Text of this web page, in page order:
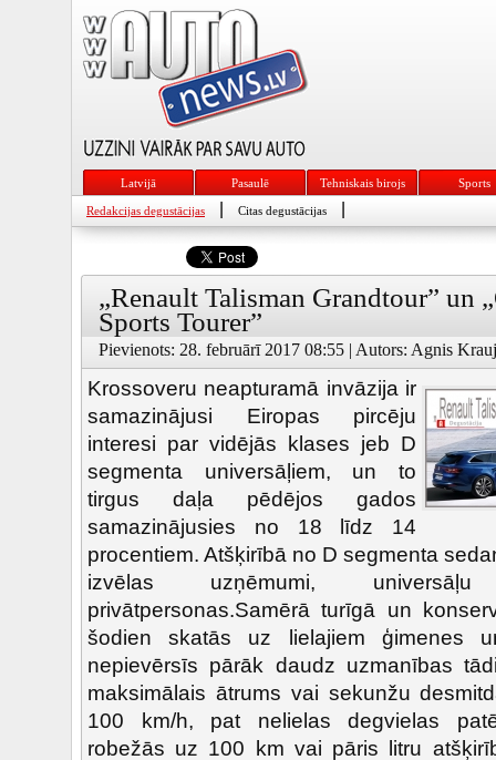
Latvijā Pasaulē Tehniskais birojs Sports
Redakcijas degustācijas Citas degustācijas
„Renault Talisman Grandtour” un
Sports Tourer”
Pievienots: 28. februārī 2017 08:55 | Autors: Agnis
Krossoveru neapturamā invāzija ir
samazinājusi Eiropas pircēju
interesi par vidējās klases jeb D
segmenta universāļiem, un to
tirgus daļa pēdējos gados
samazinājusies no 18 līdz 14
procentiem. Atšķirībā no D segmenta
izvēlas uzņēmumi,
privātpersonas.Samērā turīgā un
šodien skatās uz lielajiem ģimenes
nepievērsīs pārāk daudz uzmanības
maksimālais ātrums vai sekunžu
100 km/h, pat nelielas degvielas
robežās uz 100 km vai pāris litru